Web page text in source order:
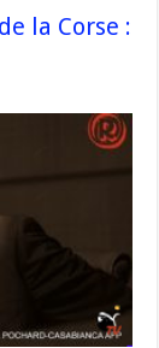
la Corse :